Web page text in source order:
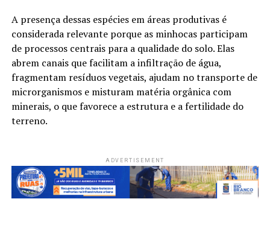
A presença dessas espécies em áreas produtivas é
considerada relevante porque as minhocas participam
de processos centrais para a qualidade do solo. Elas
abrem canais que facilitam a infiltração de água,
fragmentam resíduos vegetais, ajudam no transporte de
microrganismos e misturam matéria orgânica com
minerais, o que favorece a estrutura e a fertilidade do
terreno.
ADVERTISEMENT